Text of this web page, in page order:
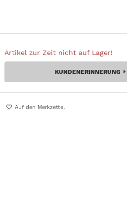
Artikel zur Zeit nicht auf Lager!
KUNDENERINNERUNG